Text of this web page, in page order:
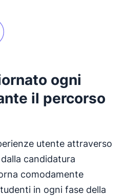
ogni
il percorso
utente attraverso
candidatura
comodamente
in ogni fase della